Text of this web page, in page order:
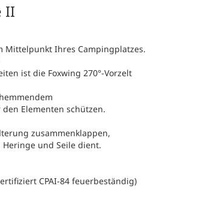
II
Mittelpunkt Ihres Campingplatzes.
ist die Foxwing 270°-Vorzelt
Elementen schützen.
zusammenklappen,
und Seile dient.
CPAI-84 feuerbeständig)